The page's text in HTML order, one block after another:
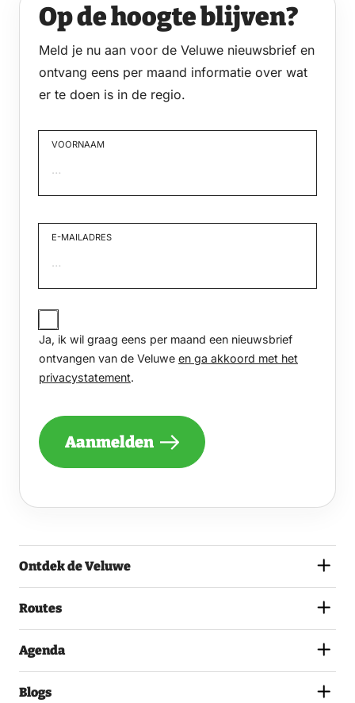
Op de hoogte blijven?
Meld je nu aan voor de Veluwe nieuwsbrief en
ontvang eens per maand informatie over wat
er te doen is in de regio.
VOORNAAM
E-MAILADRES
JA,
IK
WIL
GRAAG
EENS
PER
EEN
ONTVANGEN
EN
HET
Ja, ik wil graag eens per maand een nieuwsbrief
ontvangen van de Veluwe en ga akkoord met het
privacystatement.
Aanmelden
Ontdek de Veluwe
Routes
Agenda
Blogs